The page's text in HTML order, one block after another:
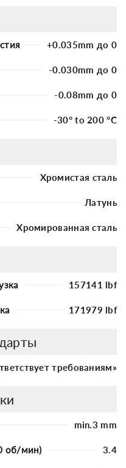
+0.035mm до 0
-0.030mm до 0
-0.08mm до 0
-30° to 200 °C
Хромистая сталь
Латунь
Хромированная сталь
157141 lbf
171979 lbf
требованиям»
min.3 mm
об/мин) 3.4